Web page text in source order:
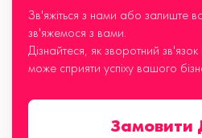
Зв'яжіться з нами або залиште
зв'яжемося з вами.
Дізнайтеся, як зворотний зв'язок
може сприяти успіху вашого